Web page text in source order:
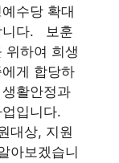
수당 확대
니다. 보훈
위하여 희생
게 합당하
활안정과
입니다.
대상, 지원
아보겠습니